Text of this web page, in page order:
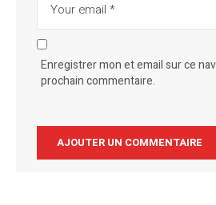
Enregistrer mon et email sur ce
prochain commentaire.